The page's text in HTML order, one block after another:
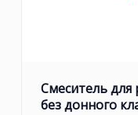
Смеситель для
без донного